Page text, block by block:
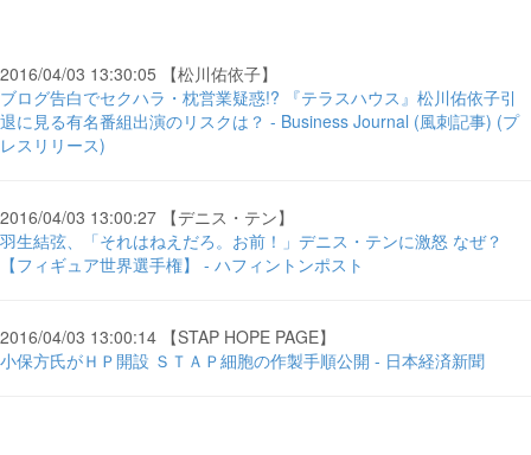
2016/04/03 13:30:05 【松川佑依子】
ブログ告白でセクハラ・枕営業疑惑!? 『テラスハウス』松川佑依子引
退に見る有名番組出演のリスクは？ - Business Journal (風刺記事) (プ
レスリリース)
2016/04/03 13:00:27 【デニス・テン】
羽生結弦、「それはねえだろ。お前！」デニス・テンに激怒 なぜ？
【フィギュア世界選手権】 - ハフィントンポスト
2016/04/03 13:00:14 【STAP HOPE PAGE】
小保方氏がＨＰ開設 ＳＴＡＰ細胞の作製手順公開 - 日本経済新聞